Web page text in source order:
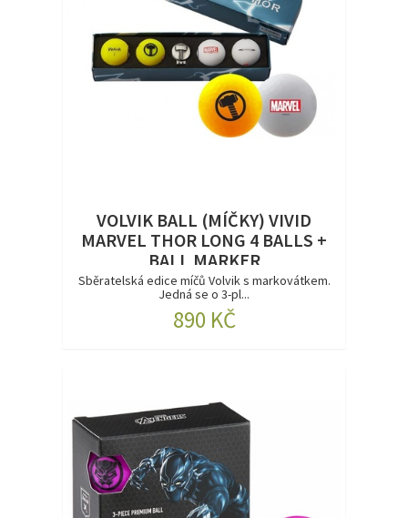
VOLVIK BALL (MÍČKY) VIVID
MARVEL THOR LONG 4 BALLS +
BALL MARKER
Sběratelská edice míčů Volvik s markovátkem.
Jedná se o 3-pl...
890 KČ